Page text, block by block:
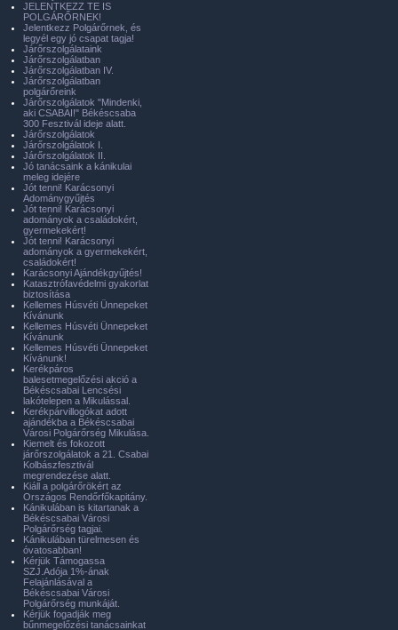
JELENTKEZZ TE IS
POLGÁRŐRNEK!
Jelentkezz Polgárőrnek, és
legyél egy jó csapat tagja!
Járőrszolgálataink
Járőrszolgálatban
Járőrszolgálatban IV.
Járőrszolgálatban
polgárőreink
Járőrszolgálatok "Mindenki,
aki CSABAI!" Békéscsaba
300 Fesztivál ideje alatt.
Járőrszolgálatok
Járőrszolgálatok I.
Járőrszolgálatok II.
Jó tanácsaink a kánikulai
meleg idejére
Jót tenni! Karácsonyi
Adománygyűjtés
Jót tenni! Karácsonyi
adományok a családokért,
gyermekekért!
Jót tenni! Karácsonyi
adományok a gyermekekért,
családokért!
Karácsonyi Ajándékgyűjtés!
Katasztrófavédelmi gyakorlat
biztosítása
Kellemes Húsvéti Ünnepeket
Kívánunk
Kellemes Húsvéti Ünnepeket
Kívánunk
Kellemes Húsvéti Ünnepeket
Kívánunk!
Kerékpáros
balesetmegelőzési akció a
Békéscsabai Lencsési
lakótelepen a Mikulással.
Kerékpárvillogókat adott
ajándékba a Békéscsabai
Városi Polgárőrség Mikulása.
Kiemelt és fokozott
járőrszolgálatok a 21. Csabai
Kolbászfesztivál
megrendezése alatt.
Kiáll a polgárőrökért az
Országos Rendőrfőkapitány.
Kánikulában is kitartanak a
Békéscsabai Városi
Polgárőrség tagjai.
Kánikulában türelmesen és
óvatosabban!
Kérjük Támogassa
SZJ.Adója 1%-ának
Felajánlásával a
Békéscsabai Városi
Polgárőrség munkáját.
Kérjük fogadják meg
bűnmegelőzési tanácsainkat